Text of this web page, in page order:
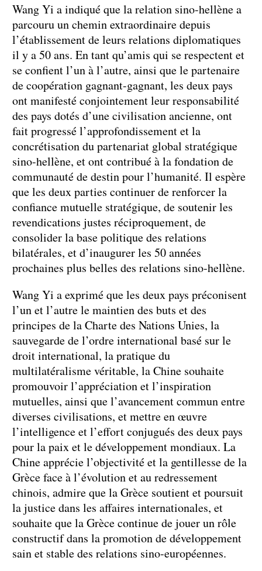
Wang Yi a indiqué que la relation sino-hellène a
parcouru un chemin extraordinaire depuis
l’établissement de leurs relations diplomatiques
il y a 50 ans. En tant qu’amis qui se respectent et
se confient l’un à l’autre, ainsi que le partenaire
de coopération gagnant-gagnant, les deux pays
ont manifesté conjointement leur responsabilité
des pays dotés d’une civilisation ancienne, ont
fait progressé l’approfondissement et la
concrétisation du partenariat global stratégique
sino-hellène, et ont contribué à la fondation de
communauté de destin pour l’humanité. Il espère
que les deux parties continuer de renforcer la
confiance mutuelle stratégique, de soutenir les
revendications justes réciproquement, de
consolider la base politique des relations
bilatérales, et d’inaugurer les 50 années
prochaines plus belles des relations sino-hellène.
Wang Yi a exprimé que les deux pays préconisent
l’un et l’autre le maintien des buts et des
principes de la Charte des Nations Unies, la
sauvegarde de l’ordre international basé sur le
droit international, la pratique du
multilatéralisme véritable, la Chine souhaite
promouvoir l’appréciation et l’inspiration
mutuelles, ainsi que l’avancement commun entre
diverses civilisations, et mettre en œuvre
l’intelligence et l’effort conjugués des deux pays
pour la paix et le développement mondiaux. La
Chine apprécie l’objectivité et la gentillesse de la
Grèce face à l’évolution et au redressement
chinois, admire que la Grèce soutient et poursuit
la justice dans les affaires internationales, et
souhaite que la Grèce continue de jouer un rôle
constructif dans la promotion de développement
sain et stable des relations sino-européennes.